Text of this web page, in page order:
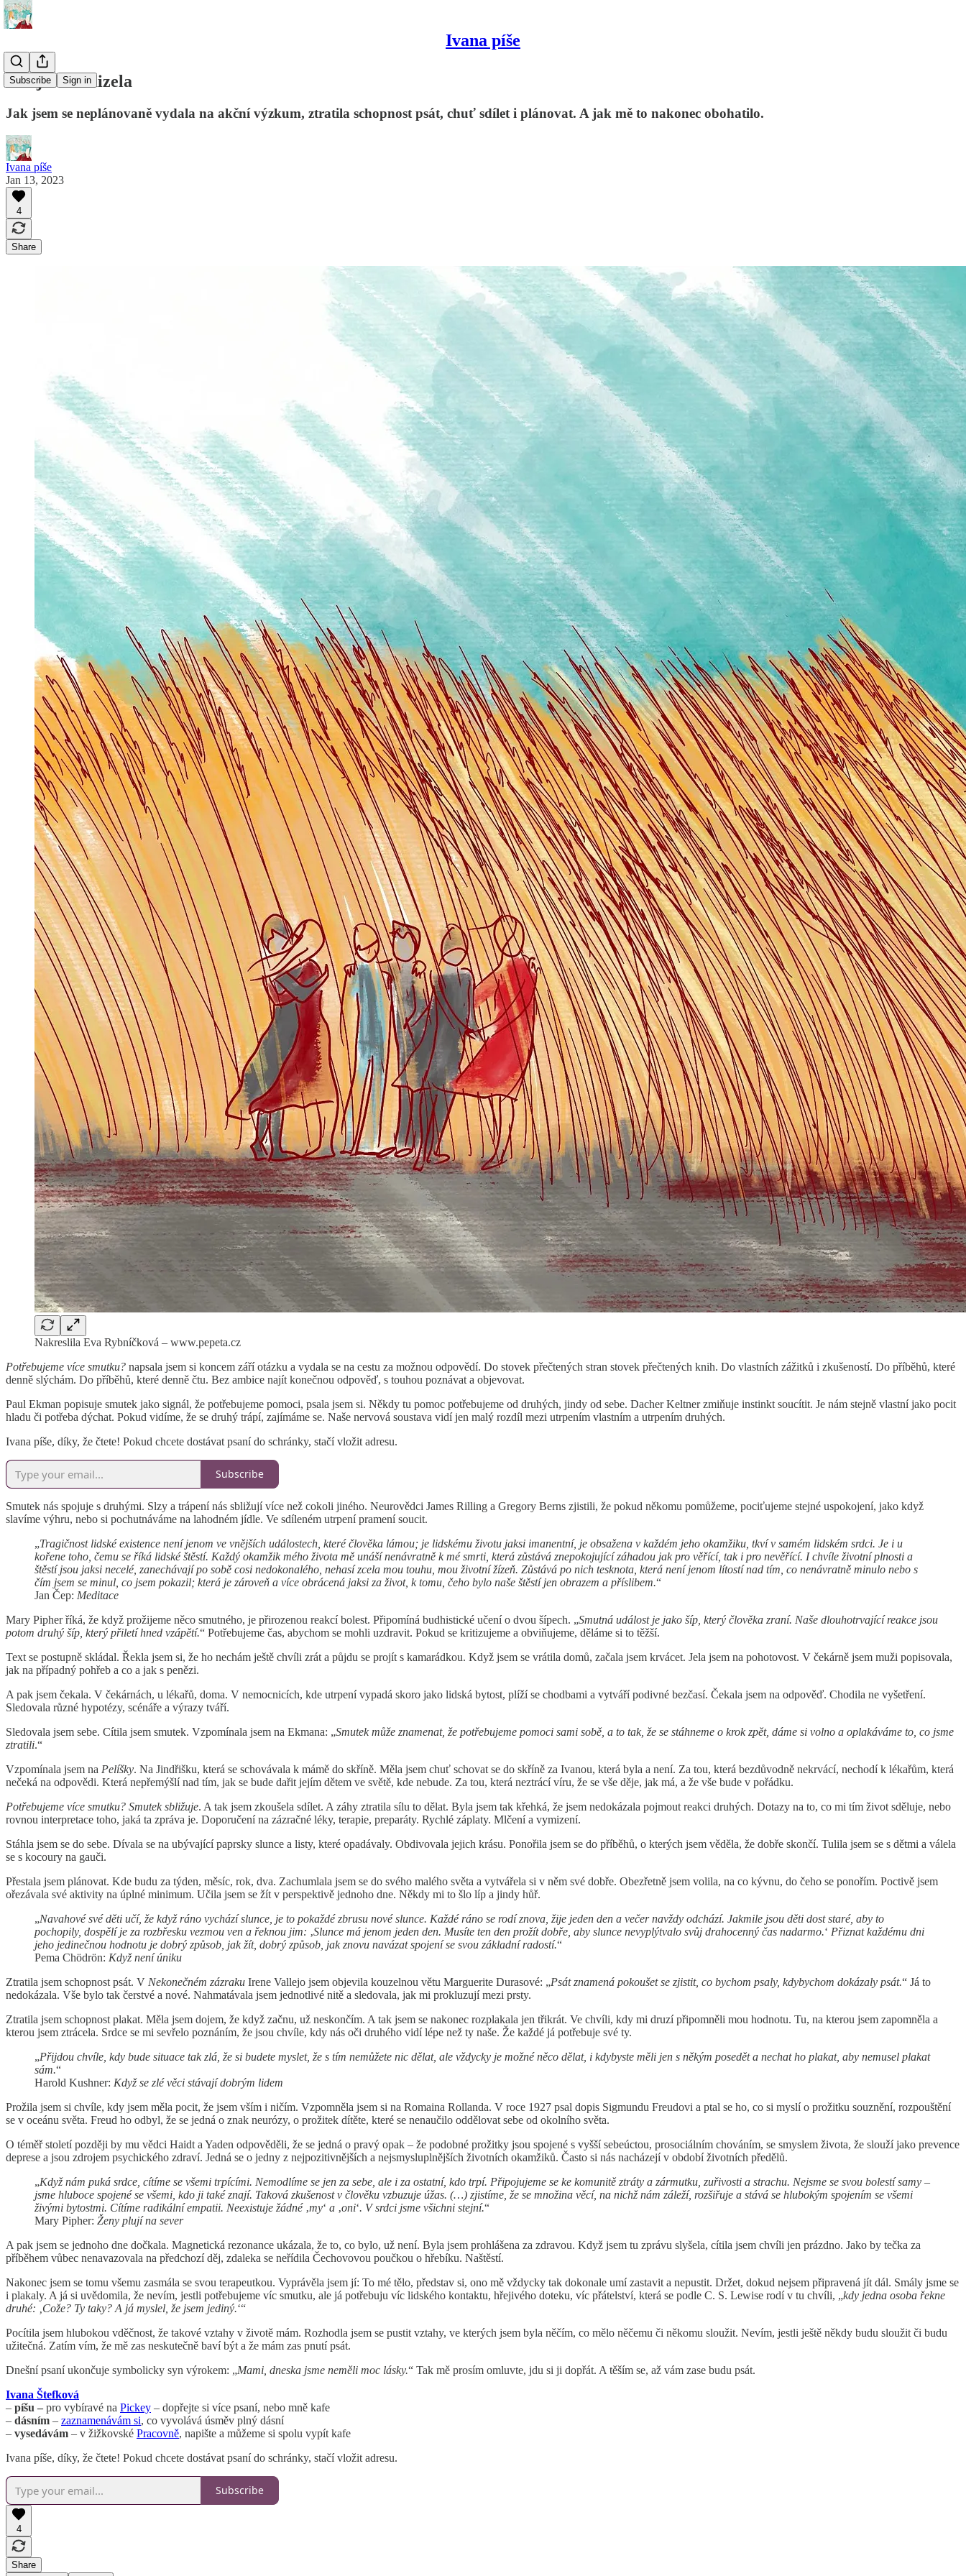
Ivana píše
Subscribe Sign in
Jak jsem zmizela
Jak jsem se neplánovaně vydala na akční výzkum, ztratila schopnost psát, chuť sdílet i plánovat. A jak mě to nakonec obohatilo.
Ivana píše
Jan 13, 2023
4
Share
Nakreslila Eva Rybníčková – www.pepeta.cz
Potřebujeme více smutku? napsala jsem si koncem září otázku a vydala se na cestu za možnou odpovědí. Do stovek přečtených stran stovek přečtených knih. Do vlastních zážitků i zkušeností. Do příběhů, které
denně slýchám. Do příběhů, které denně čtu. Bez ambice najít konečnou odpověď, s touhou poznávat a objevovat.
Paul Ekman popisuje smutek jako signál, že potřebujeme pomoci, psala jsem si. Někdy tu pomoc potřebujeme od druhých, jindy od sebe. Dacher Keltner zmiňuje instinkt soucítit. Je nám stejně vlastní jako pocit
hladu či potřeba dýchat. Pokud vidíme, že se druhý trápí, zajímáme se. Naše nervová soustava vidí jen malý rozdíl mezi utrpením vlastním a utrpením druhých.
Ivana píše, díky, že čtete! Pokud chcete dostávat psaní do schránky, stačí vložit adresu.
Subscribe
Smutek nás spojuje s druhými. Slzy a trápení nás sbližují více než cokoli jiného. Neurovědci James Rilling a Gregory Berns zjistili, že pokud někomu pomůžeme, pociťujeme stejné uspokojení, jako když
slavíme výhru, nebo si pochutnáváme na lahodném jídle. Ve sdíleném utrpení pramení soucit.
„Tragičnost lidské existence není jenom ve vnějších událostech, které člověka lámou; je lidskému životu jaksi imanentní, je obsažena v každém jeho okamžiku, tkví v samém lidském srdci. Je i u
kořene toho, čemu se říká lidské štěstí. Každý okamžik mého života mě unáší nenávratně k mé smrti, která zůstává znepokojující záhadou jak pro věřící, tak i pro nevěřící. I chvíle životní plnosti a
štěstí jsou jaksi necelé, zanechávají po sobě cosi nedokonalého, nehasí zcela mou touhu, mou životní žízeň. Zůstává po nich tesknota, která není jenom lítostí nad tím, co nenávratně minulo nebo s
čím jsem se minul, co jsem pokazil; která je zároveň a více obrácená jaksi za život, k tomu, čeho bylo naše štěstí jen obrazem a příslibem.“
Jan Čep: Meditace
Mary Pipher říká, že když prožijeme něco smutného, je přirozenou reakcí bolest. Připomíná budhistické učení o dvou šípech. „Smutná událost je jako šíp, který člověka zraní. Naše dlouhotrvající reakce jsou
potom druhý šíp, který přiletí hned vzápětí.“ Potřebujeme čas, abychom se mohli uzdravit. Pokud se kritizujeme a obviňujeme, děláme si to těžší.
Text se postupně skládal. Řekla jsem si, že ho nechám ještě chvíli zrát a půjdu se projít s kamarádkou. Když jsem se vrátila domů, začala jsem krvácet. Jela jsem na pohotovost. V čekárně jsem muži popisovala,
jak na případný pohřeb a co a jak s penězi.
A pak jsem čekala. V čekárnách, u lékařů, doma. V nemocnicích, kde utrpení vypadá skoro jako lidská bytost, plíží se chodbami a vytváří podivné bezčasí. Čekala jsem na odpověď. Chodila ne vyšetření.
Sledovala různé hypotézy, scénáře a výrazy tváří.
Sledovala jsem sebe. Cítila jsem smutek. Vzpomínala jsem na Ekmana: „Smutek může znamenat, že potřebujeme pomoci sami sobě, a to tak, že se stáhneme o krok zpět, dáme si volno a oplakáváme to, co jsme
ztratili.“
Vzpomínala jsem na Pelíšky. Na Jindřišku, která se schovávala k mámě do skříně. Měla jsem chuť schovat se do skříně za Ivanou, která byla a není. Za tou, která bezdůvodně nekrvácí, nechodí k lékařům, která
nečeká na odpovědi. Která nepřemýšlí nad tím, jak se bude dařit jejím dětem ve světě, kde nebude. Za tou, která neztrácí víru, že se vše děje, jak má, a že vše bude v pořádku.
Potřebujeme více smutku? Smutek sbližuje. A tak jsem zkoušela sdílet. A záhy ztratila sílu to dělat. Byla jsem tak křehká, že jsem nedokázala pojmout reakci druhých. Dotazy na to, co mi tím život sděluje, nebo
rovnou interpretace toho, jaká ta zpráva je. Doporučení na zázračné léky, terapie, preparáty. Rychlé záplaty. Mlčení a vymizení.
Stáhla jsem se do sebe. Dívala se na ubývající paprsky slunce a listy, které opadávaly. Obdivovala jejich krásu. Ponořila jsem se do příběhů, o kterých jsem věděla, že dobře skončí. Tulila jsem se s dětmi a válela
se s kocoury na gauči.
Přestala jsem plánovat. Kde budu za týden, měsíc, rok, dva. Zachumlala jsem se do svého malého světa a vytvářela si v něm své dobře. Obezřetně jsem volila, na co kývnu, do čeho se ponořím. Poctivě jsem
ořezávala své aktivity na úplné minimum. Učila jsem se žít v perspektivě jednoho dne. Někdy mi to šlo líp a jindy hůř.
„Navahové své děti učí, že když ráno vychází slunce, je to pokaždé zbrusu nové slunce. Každé ráno se rodí znova, žije jeden den a večer navždy odchází. Jakmile jsou děti dost staré, aby to
pochopily, dospělí je za rozbřesku vezmou ven a řeknou jim: ‚Slunce má jenom jeden den. Musíte ten den prožít dobře, aby slunce nevyplýtvalo svůj drahocenný čas nadarmo.‘ Přiznat každému dni
jeho jedinečnou hodnotu je dobrý způsob, jak žít, dobrý způsob, jak znovu navázat spojení se svou základní radostí.“
Pema Chödrön: Když není úniku
Ztratila jsem schopnost psát. V Nekonečném zázraku Irene Vallejo jsem objevila kouzelnou větu Marguerite Durasové: „Psát znamená pokoušet se zjistit, co bychom psaly, kdybychom dokázaly psát.“ Já to
nedokázala. Vše bylo tak čerstvé a nové. Nahmatávala jsem jednotlivé nitě a sledovala, jak mi prokluzují mezi prsty.
Ztratila jsem schopnost plakat. Měla jsem dojem, že když začnu, už neskončím. A tak jsem se nakonec rozplakala jen třikrát. Ve chvíli, kdy mi druzí připomněli mou hodnotu. Tu, na kterou jsem zapomněla a
kterou jsem ztrácela. Srdce se mi sevřelo poznáním, že jsou chvíle, kdy nás oči druhého vidí lépe než ty naše. Že každé já potřebuje své ty.
„Přijdou chvíle, kdy bude situace tak zlá, že si budete myslet, že s tím nemůžete nic dělat, ale vždycky je možné něco dělat, i kdybyste měli jen s někým posedět a nechat ho plakat, aby nemusel plakat
sám.“
Harold Kushner: Když se zlé věci stávají dobrým lidem
Prožila jsem si chvíle, kdy jsem měla pocit, že jsem vším i ničím. Vzpomněla jsem si na Romaina Rollanda. V roce 1927 psal dopis Sigmundu Freudovi a ptal se ho, co si myslí o prožitku souznění, rozpouštění
se v oceánu světa. Freud ho odbyl, že se jedná o znak neurózy, o prožitek dítěte, které se nenaučilo oddělovat sebe od okolního světa.
O téměř století později by mu vědci Haidt a Yaden odpověděli, že se jedná o pravý opak – že podobné prožitky jsou spojené s vyšší sebeúctou, prosociálním chováním, se smyslem života, že slouží jako prevence
deprese a jsou zdrojem psychického zdraví. Jedná se o jedny z nejpozitivnějších a nejsmysluplnějších životních okamžiků. Často si nás nacházejí v období životních předělů.
„Když nám puká srdce, cítíme se všemi trpícími. Nemodlíme se jen za sebe, ale i za ostatní, kdo trpí. Připojujeme se ke komunitě ztráty a zármutku, zuřivosti a strachu. Nejsme se svou bolestí samy –
jsme hluboce spojené se všemi, kdo ji také znají. Taková zkušenost v člověku vzbuzuje úžas. (…) zjistíme, že se množina věcí, na nichž nám záleží, rozšiřuje a stává se hlubokým spojením se všemi
živými bytostmi. Cítíme radikální empatii. Neexistuje žádné ‚my‘ a ‚oni‘. V srdci jsme všichni stejní.“
Mary Pipher: Ženy plují na sever
A pak jsem se jednoho dne dočkala. Magnetická rezonance ukázala, že to, co bylo, už není. Byla jsem prohlášena za zdravou. Když jsem tu zprávu slyšela, cítila jsem chvíli jen prázdno. Jako by tečka za
příběhem vůbec nenavazovala na předchozí děj, zdaleka se neřídila Čechovovou poučkou o hřebíku. Naštěstí.
Nakonec jsem se tomu všemu zasmála se svou terapeutkou. Vyprávěla jsem jí: To mé tělo, představ si, ono mě vždycky tak dokonale umí zastavit a nepustit. Držet, dokud nejsem připravená jít dál. Smály jsme se
i plakaly. A já si uvědomila, že nevím, jestli potřebujeme víc smutku, ale já potřebuju víc lidského kontaktu, hřejivého doteku, víc přátelství, která se podle C. S. Lewise rodí v tu chvíli, „kdy jedna osoba řekne
druhé: ‚Cože? Ty taky? A já myslel, že jsem jediný.‘“
Pocítila jsem hlubokou vděčnost, že takové vztahy v životě mám. Rozhodla jsem se pustit vztahy, ve kterých jsem byla něčím, co mělo něčemu či někomu sloužit. Nevím, jestli ještě někdy budu sloužit či budu
užitečná. Zatím vím, že mě zas neskutečně baví být a že mám zas pnutí psát.
Dnešní psaní ukončuje symbolicky syn výrokem: „Mami, dneska jsme neměli moc lásky.“ Tak mě prosím omluvte, jdu si ji dopřát. A těším se, až vám zase budu psát.
Ivana Štefková
– píšu – pro vybíravé na Pickey – dopřejte si více psaní, nebo mně kafe
– dásním – zaznamenávám si, co vyvolává úsměv plný dásní
– vysedávám – v žižkovské Pracovně, napište a můžeme si spolu vypít kafe
Ivana píše, díky, že čtete! Pokud chcete dostávat psaní do schránky, stačí vložit adresu.
Subscribe
4
Share